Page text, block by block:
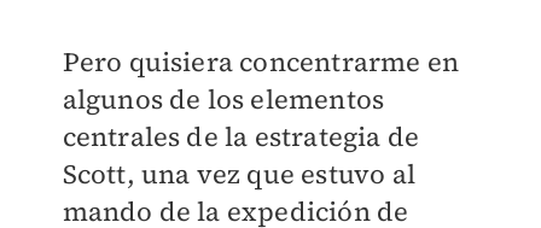
Pero quisiera concentrarme en
algunos de los elementos
centrales de la estrategia de
Scott, una vez que estuvo al
mando de la expedición de